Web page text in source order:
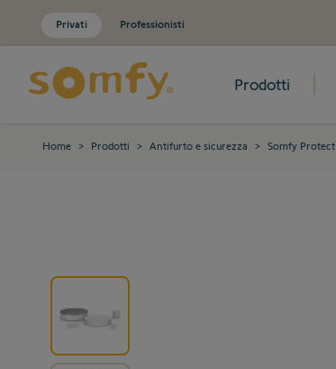
Privati Professionisti
Prodotti
Home > Prodotti > Antifurto e sicurezza > Somfy Protect